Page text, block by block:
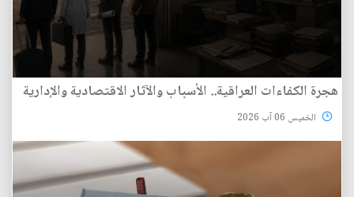
هجرة الكفاءات العراقية.. الأسباب والآثار الاقتصادية والإدارية
الخميس 06 آب 2026